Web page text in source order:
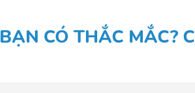
BẠN CÓ THẮC MẮC?